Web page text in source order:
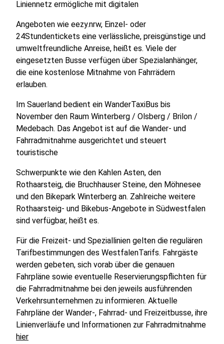
Liniennetz ermögliche mit digitalen
Angeboten wie eezy.nrw, Einzel- oder
24Stundentickets eine verlässliche, preisgünstige und
umweltfreundliche Anreise, heißt es. Viele der
eingesetzten Busse verfügen über Spezialanhänger,
die eine kostenlose Mitnahme von Fahrrädern
erlauben.
Im Sauerland bedient ein WanderTaxiBus bis
November den Raum Winterberg / Olsberg / Brilon /
Medebach. Das Angebot ist auf die Wander- und
Fahrradmitnahme ausgerichtet und steuert
touristische
Schwerpunkte wie den Kahlen Asten, den
Rothaarsteig, die Bruchhauser Steine, den Möhnesee
und den Bikepark Winterberg an. Zahlreiche weitere
Rothaarsteig- und Bikebus-Angebote in Südwestfalen
sind verfügbar, heißt es.
Für die Freizeit- und Speziallinien gelten die regulären
Tarifbestimmungen des WestfalenTarifs. Fahrgäste
werden gebeten, sich vorab über die genauen
Fahrpläne sowie eventuelle Reservierungspflichten für
die Fahrradmitnahme bei den jeweils ausführenden
Verkehrsunternehmen zu informieren. Aktuelle
Fahrpläne der Wander-, Fahrrad- und Freizeitbusse, ihre
Linienverläufe und Informationen zur Fahrradmitnahme
hier